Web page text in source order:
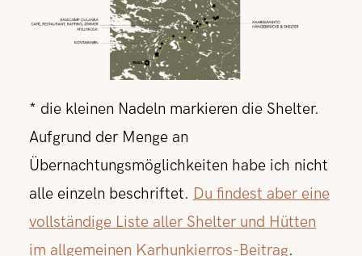
* die kleinen Nadeln markieren die Shelter.
Aufgrund der Menge an
Übernachtungsmöglichkeiten habe ich nicht
alle einzeln beschriftet. Du findest aber eine
vollständige Liste aller Shelter und Hütten
im allgemeinen Karhunkierros-Beitrag.